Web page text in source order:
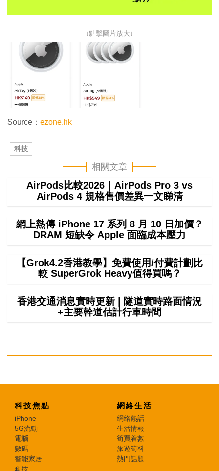
↓點擊圖片放大↓
Source： ezone.hk
科技
相關文章
AirPods比較2026｜AirPods Pro 3 vs
AirPods 4 規格售價差異一文睇清
網上熱傳 iPhone 17 系列 8 月 10 日加價？
DRAM 短缺令 Apple 面臨成本壓力
【Grok4.2香港教學】免費使用/付費計劃比
較 SuperGrok Heavy值得買嗎？
香港交通消息實時更新 | 隧道實時路面情況
+主要幹道估計行車時間
科技焦點
iPhone
5G流動
電腦
數碼
智能家居
科技
網絡生活
網絡熱話
生活情報
筍買着數
旅遊筍料
熱門話題